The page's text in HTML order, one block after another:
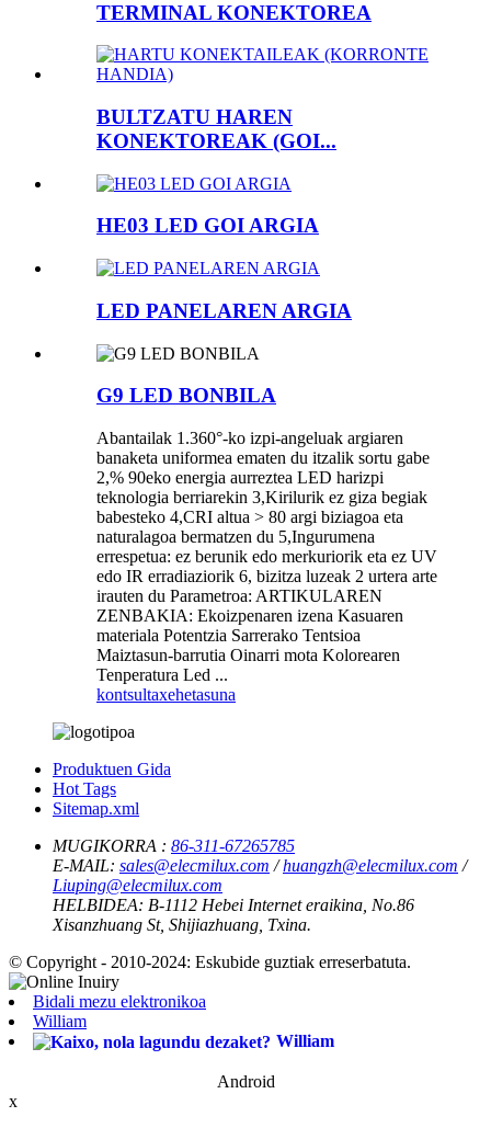
TERMINAL KONEKTOREA
BULTZATU HAREN
KONEKTOREAK (GOI...
HE03 LED GOI ARGIA
LED PANELAREN ARGIA
G9 LED BONBILA
Abantailak 1.360°-ko izpi-angeluak argiaren
banaketa uniformea ​​ematen du itzalik sortu gabe
2,% 90eko energia aurreztea LED harizpi
teknologia berriarekin 3,Kirilurik ez giza begiak
babesteko 4,CRI altua > 80 argi biziagoa eta
naturalagoa bermatzen du 5,Ingurumena
errespetua: ez berunik edo merkuriorik eta ez UV
edo IR erradiaziorik 6, bizitza luzeak 2 urtera arte
irauten du Parametroa: ARTIKULAREN
ZENBAKIA: Ekoizpenaren izena Kasuaren
materiala Potentzia Sarrerako Tentsioa
Maiztasun-barrutia Oinarri mota Kolorearen
Tenperatura Led ...
kontsultaxehetasuna
Produktuen Gida
Hot Tags
Sitemap.xml
MUGIKORRA : 86-311-67265785
E-MAIL: sales@elecmilux.com /huangzh@elecmilux.com /
Liuping@elecmilux.com
HELBIDEA: B-1112 Hebei Internet eraikina, No.86
Xisanzhuang St, Shijiazhuang, Txina.
© Copyright - 2010-2024: Eskubide guztiak erreserbatuta.
Bidali mezu elektronikoa
William
William
Android
x